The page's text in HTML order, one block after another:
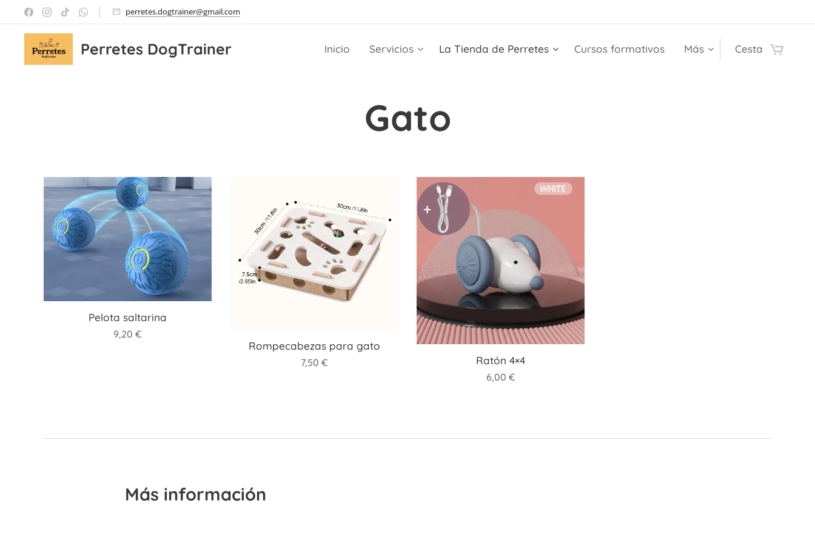
perretes.dogtrainer@gmail.com
Perretes DogTrainer Inicio Servicios La Tienda de Perretes Cursos formativos Más Cesta
Gato
Pelota saltarina
9,20 €
Rompecabezas para gato
7,50 € Ratón 4×4
6,00 €
Más información